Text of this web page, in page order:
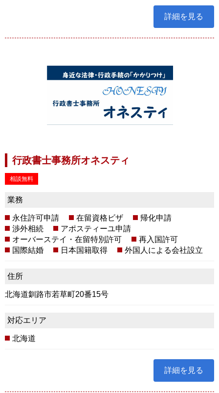
詳細を見る
行政書士事務所オネスティ
相談無料
業務
永住許可申請 在留資格ビザ
帰化申請
渉外相続
アポスティーユ申請
オーバーステイ・在留特別許可
再入国許可
国際結婚
日本国籍取得 外国人による会社設立
住所
北海道釧路市若草町20番15号
対応エリア
北海道
詳細を見る